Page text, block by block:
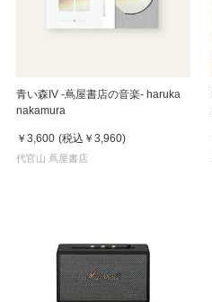
青い森IV -蔦屋書店の音楽- haruka
nakamura
￥3,600 (税込 ￥3,960)
代官山 蔦屋書店